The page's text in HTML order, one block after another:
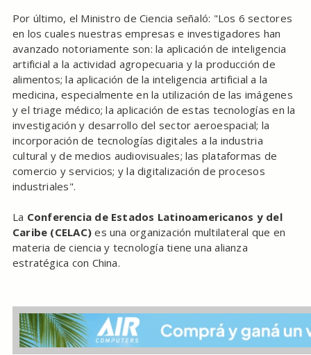
Por último, el Ministro de Ciencia señaló: "Los 6 sectores
en los cuales nuestras empresas e investigadores han
avanzado notoriamente son: la aplicación de inteligencia
artificial a la actividad agropecuaria y la producción de
alimentos; la aplicación de la inteligencia artificial a la
medicina, especialmente en la utilización de las imágenes
y el triage médico; la aplicación de estas tecnologías en la
investigación y desarrollo del sector aeroespacial; la
incorporación de tecnologías digitales a la industria
cultural y de medios audiovisuales; las plataformas de
comercio y servicios; y la digitalización de procesos
industriales".
La Conferencia de Estados Latinoamericanos y del
Caribe (CELAC) es una organización multilateral que en
materia de ciencia y tecnología tiene una alianza
estratégica con China.